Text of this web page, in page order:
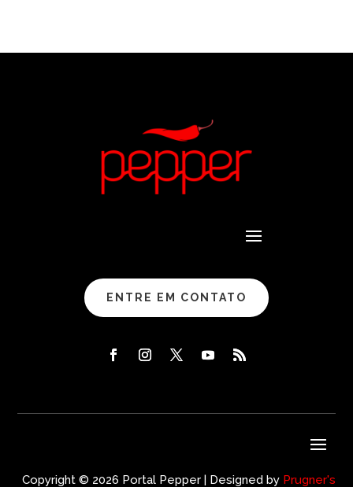
ENTRE EM CONTATO
Copyright © 2026 Portal Pepper | Designed by Prugner's